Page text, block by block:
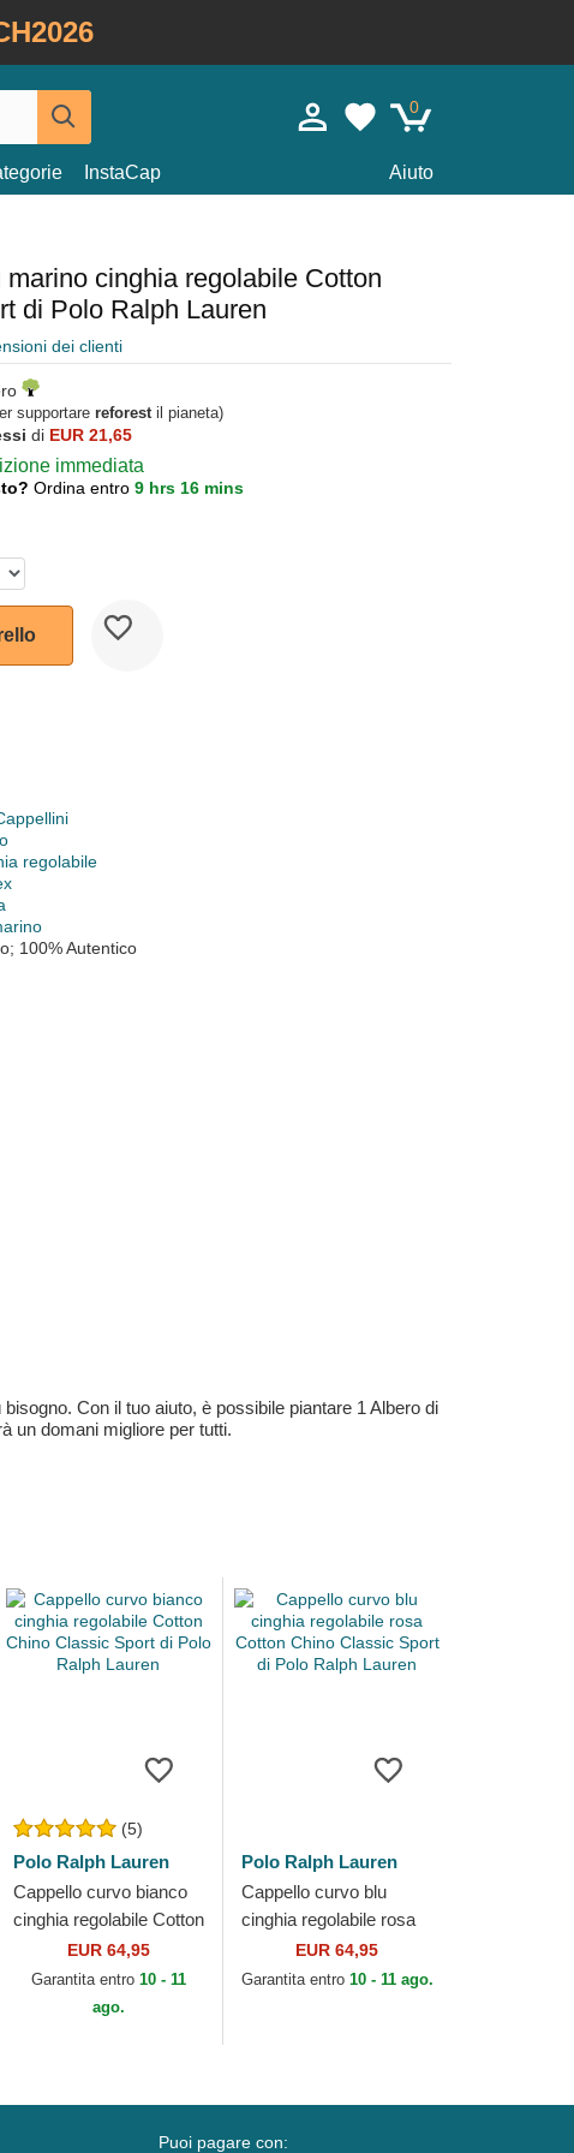
0
InstaCap Aiuto
cinghia regolabile Cotton
di Polo Ralph Lauren
dei clienti
supportare reforestil pianeta)
di EUR 21,65
immediata
Ordina entro 9 hrs 16 mins
regolabile
100% Autentico
Con il tuo aiuto, è possibile piantare 1 Albero di
un domani migliore per tutti.
(5)
Polo Ralph Lauren
Cappello curvo bianco
cinghia regolabile Cotton
Chino Classic Sport di
Polo Ralph Lauren
EUR 64,95
Garantita entro 10 - 11
ago.
Polo Ralph Lauren
Cappello curvo blu
cinghia regolabile rosa
Cotton Chino Classic
Sport di Polo Ralph
EUR 64,95
Garantita entro 10 - 11 ago.
Puoi pagare con: